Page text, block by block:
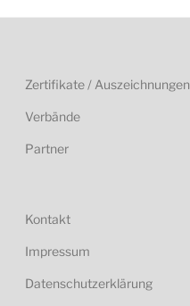
Zertifikate / Auszeichnungen
Verbände
Partner
Kontakt
Impressum
Datenschutzerklärung